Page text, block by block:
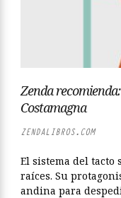
Zenda
Costamagna
ZENDALIBROS.COM
El sistema del tacto
raíces. Su
andina para